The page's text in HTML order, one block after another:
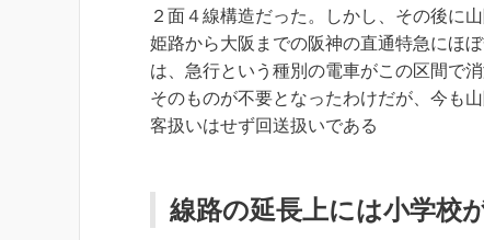
２面４線構造だった。しかし、その後に
姫路から大阪までの阪神の直通特急にほ
は、急行という種別の電車がこの区間で
そのものが不要となったわけだが、今も
客扱いはせず回送扱いである
線路の延長上には小学校